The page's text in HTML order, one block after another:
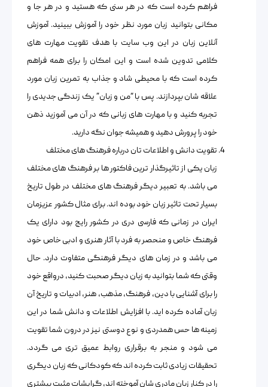
فراهم کرده است که در هر سنی که هستید و در هر جا و
مکانی بتوانید زبان مورد نظر خود را آموزش ببینید. آموزش
آنلاین زبان در این وب سایت با هدف تقویت مهارت های
کلامی تدوین شده است و این امکان را برای همه فراهم
کرده است که با محیطی شاد و جذاب به تمرین زبان مورد
علاقه شان بپردازند. پس با “من و زبان” یک زندگی جدیدی را
تجربه کنید و با مهارت های زبانی که در آن می آموزید ذهن
خود را پرورش دهید و همیشه جوان نگه دارید.
تقویت دانش و اطلاعات تان درباره فرهنگ های مختلف
زبان یکی از تاثیرگذار ترین فاکتور ها بر فرهنگ های مختلف
می باشد. به تعبیر دیگر فرهنگ های مختلف در طول تاریخ
بسیار تحت تاثیر زبان خود بوده اند. برای مثال کشور عزیزمان
ایران در زمانی که فارسی دری در کشور رایج بود دارای یک
فرهنگ خاص و منحصر به فرد با آثار هنری و ادبی خاص خود
می باشد و در زمان های دیگر فرهنگی متفاوت دارد. حال
وقتی که شما بتوانید به زبان دیگر صحبت کنید، درواقع خود
را برای آشنایی با دین، فرهنگ، مذهب، هنر، ادبیات و تاریخ آن
زبان آماده کرده اید. با افزایش اطلاعات و دانش شما در این
زمینه ها حس همدردی و نوع دوستی نیز در درون شما تقویت
می شود و منجر به برقراری روابط عمیق تری می گردد.
تحقیقات زیادی ثابت کرده اند که کودکانی که زبان دیگری
را در کنار زبان مادری شان آموخته اند، گرایشات مثبت بیشتری